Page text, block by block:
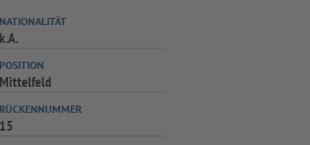
NATIONALITÄT
k.A.
POSITION
Mittelfeld
RÜCKENNUMMER
15